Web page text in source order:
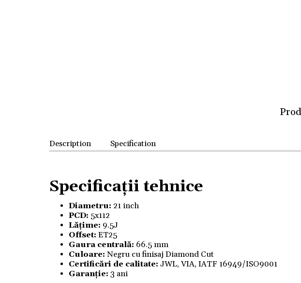
Description Specification
Specificații tehnice
Diametru: 21 inch
PCD: 5x112
Lățime: 9.5J
Offset: ET25
Gaura centrală: 66.5 mm
Culoare: Negru cu finisaj Diamond Cut
Certificări de calitate: JWL, VIA, IATF 16949/ISO9001
Garanție: 3 ani